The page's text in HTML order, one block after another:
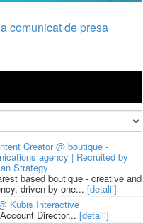
comunicat de presa
Creator @ boutique -
agency | Recruited by
Strategy
based boutique - creative and
driven by one... [detalii]
Kubis Interactive
Director... [detalii]